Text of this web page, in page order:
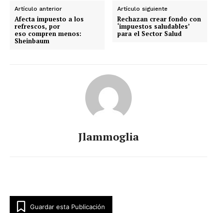
Artículo anterior
Afecta impuesto a los
refrescos, por
eso compren menos:
Sheinbaum
Artículo siguiente
Rechazan crear fondo con
‘impuestos saludables’
para el Sector Salud
Jlammoglia
Guardar esta Publicación